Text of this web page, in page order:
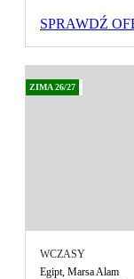
SPRAWDŹ
ZIMA 26/27
WCZASY
Egipt, Marsa Alam